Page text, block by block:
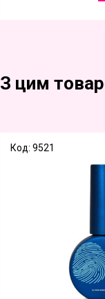
З цим
Код: 9521